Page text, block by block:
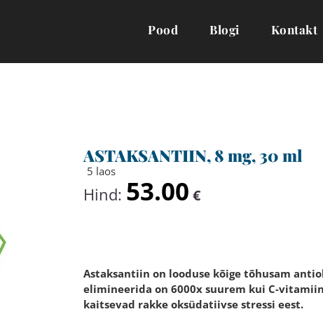
Pood Blogi Kontakt
ASTAKSANTIIN, 8 mg, 30 ml
5 laos
Hind: 53.00 €
Astaksantiin on looduse kõige tõhusam
elimineerida on 6000x suurem kui C-
kaitsevad rakke oksüdatiivse stressi eest.